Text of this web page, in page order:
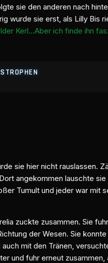
sie den anderen nach
wurde sie erst, als Lilly Bis
Kerl…Aber ich finde ihn
sie hier nicht rauslassen.
angekommen lauschte
Tumult und jeder war
zuckte zusammen. Sie
der Wesen. Sie
mit den Tränen,
und fuhr erneut